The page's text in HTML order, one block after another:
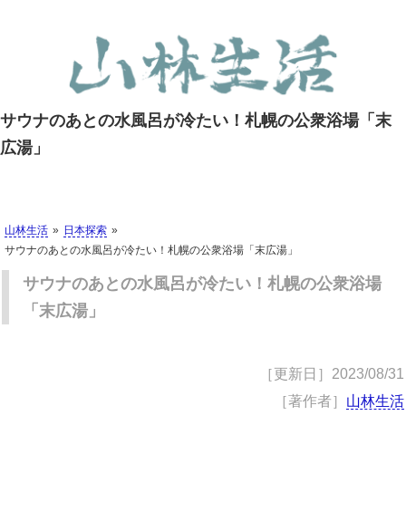
サウナのあとの水風呂が冷たい！札幌の公衆浴場「末
広湯」
山林生活
日本探索
サウナのあとの水風呂が冷たい！札幌の公衆浴場「末広湯」
サウナのあとの水風呂が冷たい！札幌の公衆浴場
「末広湯」
［更新日］ 2023/08/31
［著作者］ 山林生活